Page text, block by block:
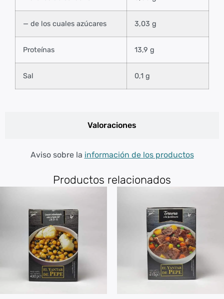
Valoraciones
— de los cuales azúcares 3,03 g
Proteínas 13,9 g
Sal 0,1 g
Aviso sobre la información de los productos
Productos relacionados